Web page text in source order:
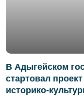
В Адыгейском
стартовал
историко-